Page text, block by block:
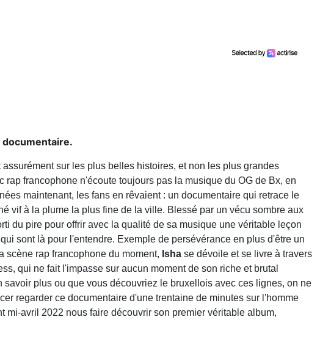
documentaire.
sur les plus belles histoires, et non les plus grandes
rap francophone n'écoute toujours pas la musique du OG de Bx, en
maintenant, les fans en rêvaient : un documentaire qui retrace le
vif à la plume la plus fine de la ville. Blessé par un vécu sombre aux
du pire pour offrir avec la qualité de sa musique une véritable leçon
sont là pour l'entendre. Exemple de persévérance en plus d'être un
scène rap francophone du moment, Isha se dévoile et se livre à travers
qui ne fait l'impasse sur aucun moment de son riche et brutal
savoir plus ou que vous découvriez le bruxellois avec ces lignes, on ne
regarder ce documentaire d'une trentaine de minutes sur l'homme
mi-avril 2022 nous faire découvrir son premier véritable album,